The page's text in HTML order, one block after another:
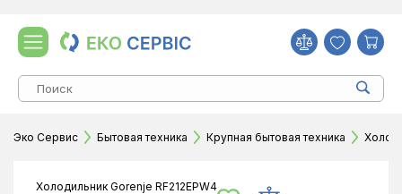
Эко Сервис Бытовая техника Крупная бытовая техника
Холодильник Gorenje RF212EPW4